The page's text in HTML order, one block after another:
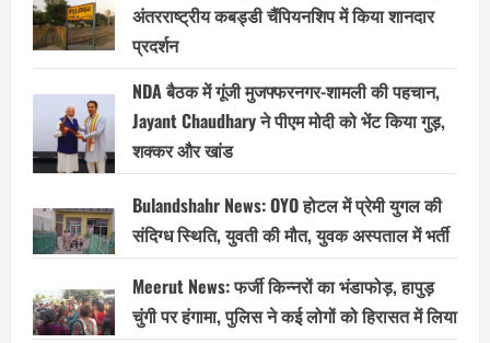
अंतरराष्ट्रीय कबड्डी चैंपियनशिप में किया शानदार
प्रदर्शन
NDA बैठक में गूंजी मुजफ्फरनगर-शामली की पहचान,
Jayant Chaudhary ने पीएम मोदी को भेंट किया गुड़,
शक्कर और खांड
Bulandshahr News: OYO होटल में प्रेमी युगल की
संदिग्ध स्थिति, युवती की मौत, युवक अस्पताल में भर्ती
Meerut News: फर्जी किन्नरों का भंडाफोड़, हापुड़
चुंगी पर हंगामा, पुलिस ने कई लोगों को हिरासत में लिया